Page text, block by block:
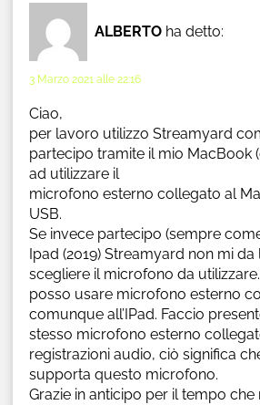
ALBERTO ha detto:
3 Marzo 2021 alle 22:16
Ciao,
per lavoro utilizzo Streamyard
partecipo tramite il mio MacBook
ad utilizzare il
microfono esterno collegato al
USB.
Se invece partecipo (sempre
Ipad (2019) Streamyard non mi
scegliere il microfono da
posso usare microfono esterno
comunque all’IPad. Faccio
stesso microfono esterno
registrazioni audio, ciò significa
supporta questo microfono.
Grazie in anticipo per il tempo che